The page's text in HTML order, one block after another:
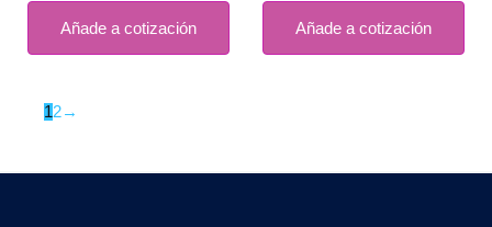
Añade a cotización Añade a cotización
12→